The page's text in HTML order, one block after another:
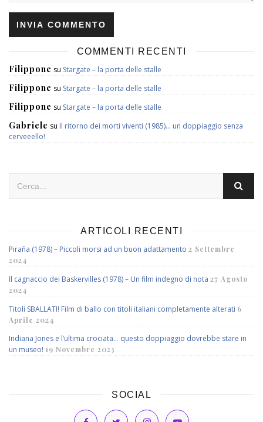
COMMENTI RECENTI
Filippone su Stargate – la porta delle stalle
Filippone su Stargate – la porta delle stalle
Filippone su Stargate – la porta delle stalle
Gabriele su Il ritorno dei morti viventi (1985)… un doppiaggio senza
cerveeello!
ARTICOLI RECENTI
Piraña (1978) – Piccoli morsi ad un buon adattamento 2 Settembre
2024
Il cagnaccio dei Baskervilles (1978) – Un film indegno di nota 27 Agosto
2024
Titoli SBALLATI! Film di ballo con titoli italiani completamente alterati 6
Aprile 2024
Indiana Jones e l’ultima crociata… questo doppiaggio dovrebbe stare in
un museo! 19 Novembre 2023
SOCIAL